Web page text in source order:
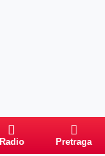
Radio Pretraga